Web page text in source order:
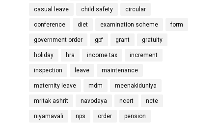
casual leave child safety circular
conference diet examination scheme form
government order gpf grant gratuity
holiday hra income tax increment
inspection leave maintenance
maternity leave mdm meenakiduniya
mritak ashrit navodaya ncert ncte
niyamavali nps order pension